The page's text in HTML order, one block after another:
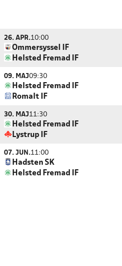
26. APR.10:00
Ommersyssel IF
Helsted Fremad IF
09. MAJ09:30
Helsted Fremad IF
Romalt IF
30. MAJ11:30
Helsted Fremad IF
Lystrup IF
07. JUN.11:00
Hadsten SK
Helsted Fremad IF